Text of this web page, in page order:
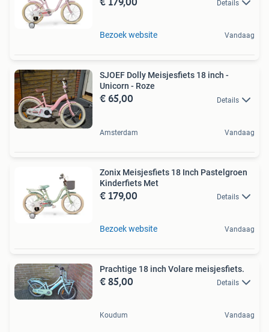
Details
Bezoek website Vandaag
SJOEF Dolly Meisjesfiets 18 inch -
Unicorn - Roze
€ 65,00 Details
Amsterdam Vandaag
Zonix Meisjesfiets 18 Inch Pastelgroen
Kinderfiets Met
€ 179,00 Details
Bezoek website Vandaag
Prachtige 18 inch Volare meisjesfiets.
€ 85,00 Details
Koudum Vandaag